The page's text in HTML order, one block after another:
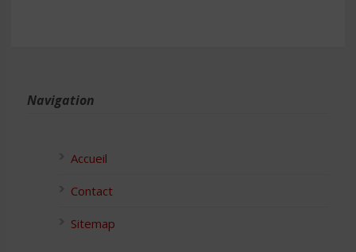
Navigation
Accueil
Contact
Sitemap